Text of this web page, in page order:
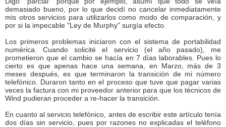
demasiado bueno, por lo que decidí no cancelar inmediatamente
mis otros servicios para utilizarlos como modo de comparación, y
por si la impecable "Ley de Murphy" surgía efecto.
Los primeros problemas iniciaron con el sistema de portabilidad
numérica. Cuando solicité el servicio (el año pasado), me
prometieron que el cambio se hacía en 7 días laborables. Pues lo
cierto es que apenas hace una semana, en Marzo, más de 3
meses después, es que terminaron la transición de mi número
telefónico. Duraron tanto en el proceso que tuve que pagar varias
veces la factura con mi proveedor anterior para que los técnicos de
Wind pudieran proceder a re-hacer la transición.
En cuanto al servicio telefónico, antes de escribir este artículo tenía
dos días sin servicio, pues por razones no explicadas el teléfono